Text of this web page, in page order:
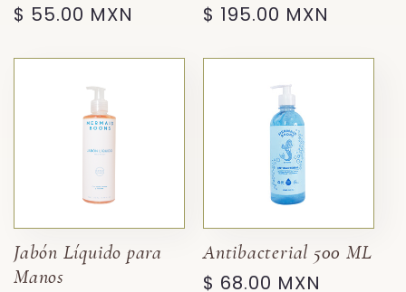
Precio
$ 55.00 MXN
Precio
$ 195.00 MXN
Jabón Líquido para
Manos
Antibacterial 500 ML
Precio
$ 68.00 MXN